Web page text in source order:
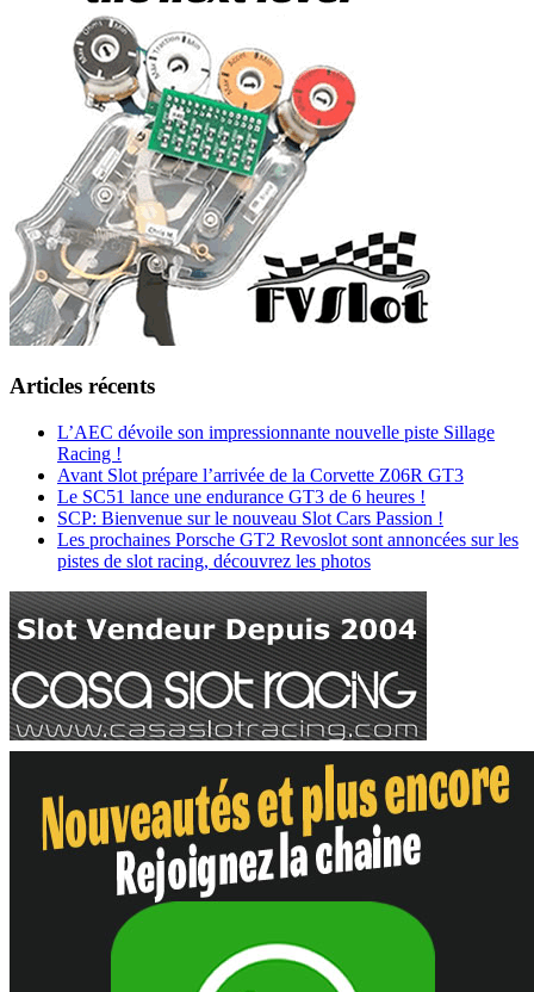
Articles récents
L’AEC dévoile son impressionnante nouvelle piste Sillage
Racing !
Avant Slot prépare l’arrivée de la Corvette Z06R GT3
Le SC51 lance une endurance GT3 de 6 heures !
SCP: Bienvenue sur le nouveau Slot Cars Passion !
Les prochaines Porsche GT2 Revoslot sont annoncées sur les
pistes de slot racing, découvrez les photos